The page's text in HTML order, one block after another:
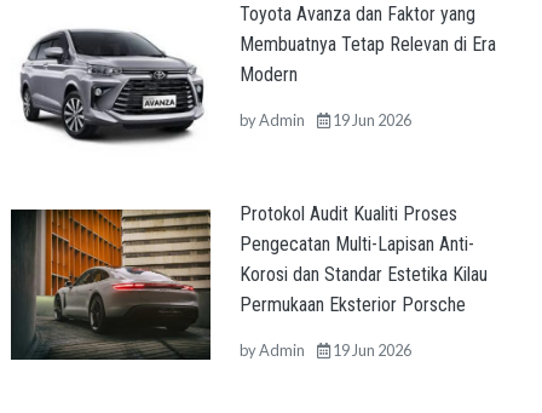
Toyota Avanza dan Faktor yang
Membuatnya Tetap Relevan di Era
Modern
byAdmin 19 Jun 2026
Protokol Audit Kualiti Proses
Pengecatan Multi-Lapisan Anti-
Korosi dan Standar Estetika Kilau
Permukaan Eksterior Porsche
byAdmin 19 Jun 2026